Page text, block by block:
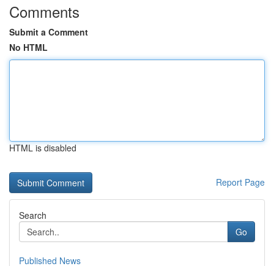
Comments
Submit a Comment
No HTML
HTML is disabled
Report Page
Search
Go
Published News